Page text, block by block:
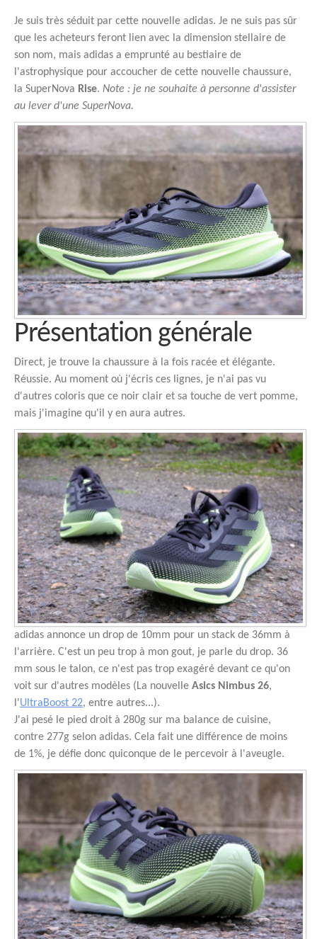
Je suis très séduit par cette nouvelle adidas. Je ne suis pas sûr
que les acheteurs feront lien avec la dimension stellaire de
son nom, mais adidas a emprunté au bestiaire de
l'astrophysique pour accoucher de cette nouvelle chaussure,
la SuperNova Rise. Note : je ne souhaite à personne d'assister
au lever d'une SuperNova.
Présentation générale
Direct, je trouve la chaussure à la fois racée et élégante.
Réussie. Au moment où j'écris ces lignes, je n'ai pas vu
d'autres coloris que ce noir clair et sa touche de vert pomme,
mais j'imagine qu'il y en aura autres.
adidas annonce un drop de 10mm pour un stack de 36mm à
l'arrière. C'est un peu trop à mon gout, je parle du drop. 36
mm sous le talon, ce n'est pas trop exagéré devant ce qu'on
voit sur d'autres modèles (La nouvelle Asics Nimbus 26,
l'UltraBoost 22, entre autres...).
J'ai pesé le pied droit à 280g sur ma balance de cuisine,
contre 277g selon adidas. Cela fait une différence de moins
de 1%, je défie donc quiconque de le percevoir à l'aveugle.